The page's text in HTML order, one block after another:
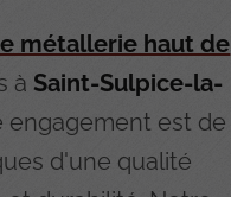
métallerie haut de
à Saint-Sulpice-la-
engagement est de
d'une qualité